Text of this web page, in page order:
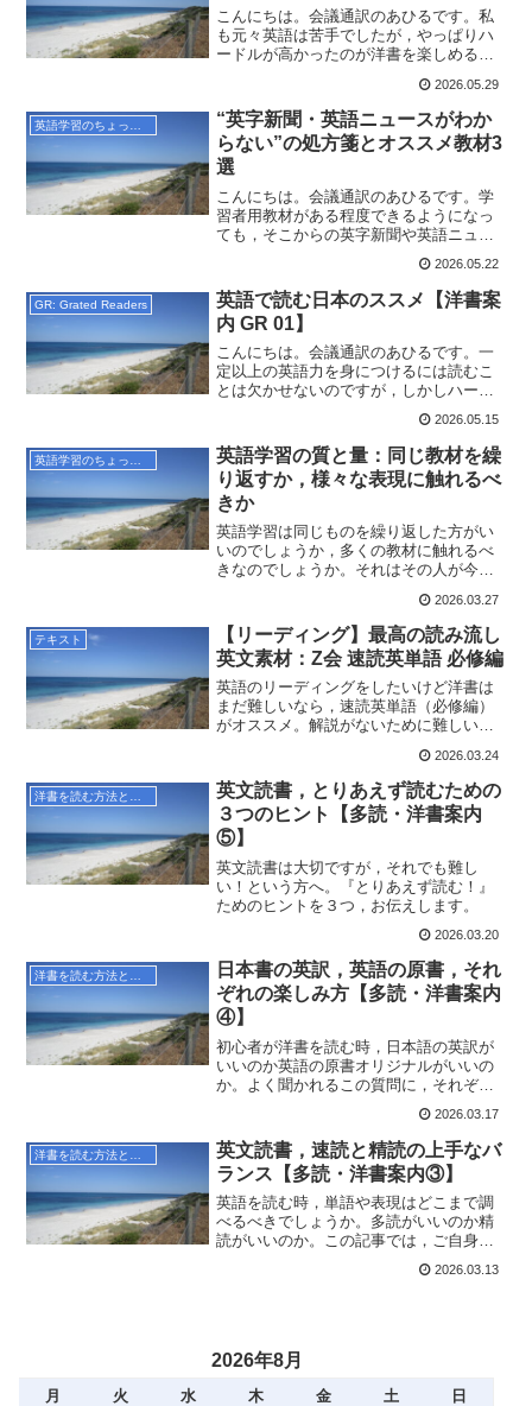
こんにちは。会議通訳のあひるです。私
も元々英語は苦手でしたが，やっぱりハ
ードルが高かったのが洋書を楽しめるよ
一定以上の英語力を身につけるために読
むことは欠かせません。私自身もいろい
ろと試してきた中で，しば...
2026.05.29
“英字新聞・英語ニュースがわか
らない”の処方箋とオススメ教材3
選
こんにちは。会議通訳のあひるです。学
習者用教材がある程度できるようになっ
ても，そこからの英字新聞や英語ニュー
私は海外経験もなく社会人になってから
英語を勉強したのですが，この壁にあた
ったのは通訳学校に通い始...
2026.05.22
GR: Grated Readers
英語で読む日本のススメ【洋書案
内 GR 01】
こんにちは。会議通訳のあひるです。一
定以上の英語力を身につけるには読むこ
とは欠かせないのですが，しかしハード
苦手でしたのでとってもよくわかりま
す。私自身もいろいろと試してきました
ので，初心者にも読みやすく...
2026.05.15
英語学習の質と量：同じ教材を繰
り返すか，様々な表現に触れるべ
きか
英語学習は同じものを繰り返した方がい
いのでしょうか，多くの教材に触れるべ
きなのでしょうか。それはその人が今ど
います。次の教材にいく適切なタイミン
グについてお伝えします。
2026.03.27
テキスト
【リーディング】最高の読み流し
英文素材：Z会 速読英単語 必修編
英語のリーディングをしたいけど洋書は
まだ難しいなら，速読英単語（必修編）
がオススメ。解説がないために難しい洋
なりがちな英語テキストのいいとこ取り
なんです。現役通訳がその理由をお伝え
します。
2026.03.24
英文読書，とりあえず読むための
３つのヒント【多読・洋書案内
⑤】
英文読書は大切ですが，それでも難し
い！という方へ。『とりあえず読む！』
ためのヒントを３つ，お伝えします。
2026.03.20
日本書の英訳，英語の原書，それ
ぞれの楽しみ方【多読・洋書案内
④】
初心者が洋書を読む時，日本語の英訳が
いいのか英語の原書オリジナルがいいの
か。よく聞かれるこの質問に，それぞれ
2026.03.17
英文読書，速読と精読の上手なバ
ランス【多読・洋書案内③】
英語を読む時，単語や表現はどこまで調
べるべきでしょうか。多読がいいのか精
読がいいのか。この記事では，ご自身に
あったレベル感を見極めるヒントをお伝
2026.03.13
2026年8月
月 火 水 木 金 土
日